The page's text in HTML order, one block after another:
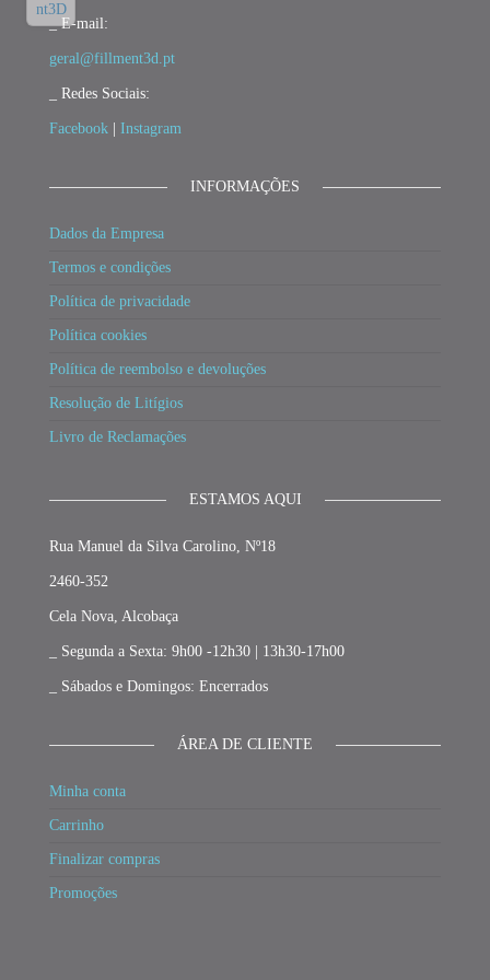
_ E-mail:
geral@fillment3d.pt
_ Redes Sociais:
Facebook Instagram
INFORMAÇÕES
Dados da Empresa
Termos e condições
Política de privacidade
Política cookies
Política de reembolso e devoluções
Resolução de Litígios
Livro de Reclamações
ESTAMOS AQUI
Rua Manuel da Silva Carolino, Nº18
2460-352
Cela Nova, Alcobaça
_ Segunda a Sexta: 9h00 -12h30 | 13h30-17h00
_ Sábados e Domingos: Encerrados
ÁREA DE CLIENTE
Minha conta
Carrinho
Finalizar compras
Promoções